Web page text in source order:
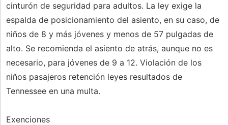
cinturón de seguridad para adultos. La ley exige la
espalda de posicionamiento del asiento, en su caso, de
niños de 8 y más jóvenes y menos de 57 pulgadas de
alto. Se recomienda el asiento de atrás, aunque no es
necesario, para jóvenes de 9 a 12. Violación de los
niños pasajeros retención leyes resultados de
Tennessee en una multa.
Exenciones